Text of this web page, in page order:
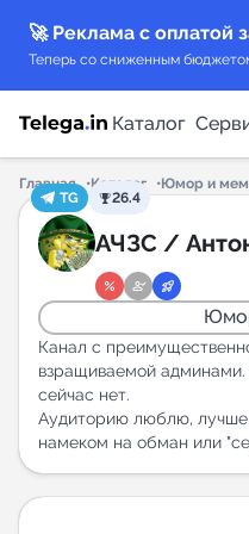
🚀 Реклама с оплатой
Теперь со сниженным
Каталог
Каталог каналов
Каталог ботов
Горящие
Индекс
New
Аналитика MAX
Главная Каталог Юмор и
TG
26.4
АЧЗС /
Канал с
взращиваемой
сейчас нет.
Аудиторию люблю, лучше
намеком на обман или